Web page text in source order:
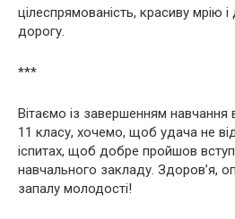
цілеспрямованість, красиву мрію
дорогу.
***
Вітаємо із завершенням навчання
11 класу, хочемо, щоб удача не
іспитах, щоб добре пройшов
навчального закладу. Здоров’я,
запалу молодості!